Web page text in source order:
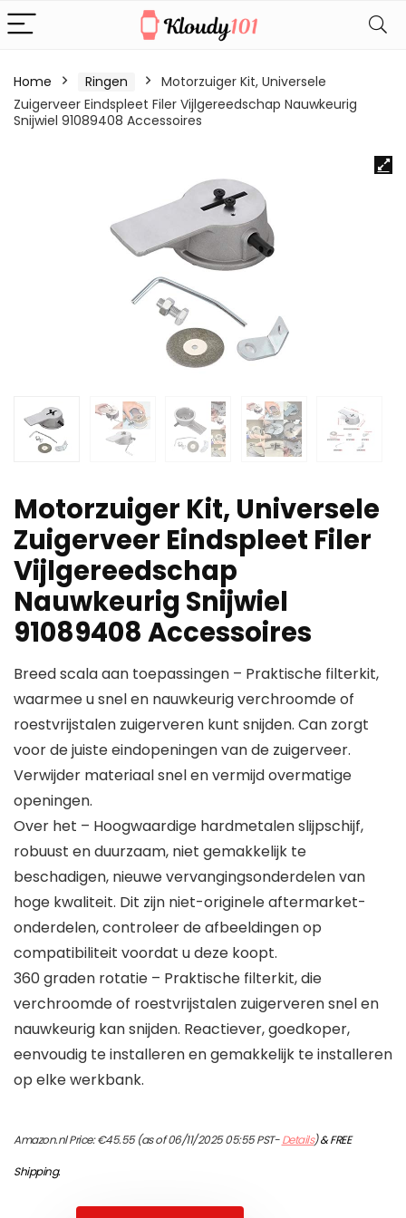
Home Ringen
Motorzuiger Kit, Universele
Zuigerveer Eindspleet Filer Vijlgereedschap Nauwkeurig
Snijwiel 91089408 Accessoires
Motorzuiger Kit, Universele
Zuigerveer Eindspleet Filer
Vijlgereedschap
Nauwkeurig Snijwiel
91089408 Accessoires
Breed scala aan toepassingen – Praktische filterkit,
waarmee u snel en nauwkeurig verchroomde of
roestvrijstalen zuigerveren kunt snijden. Can zorgt
voor de juiste eindopeningen van de zuigerveer.
Verwijder materiaal snel en vermijd overmatige
openingen.
Over het – Hoogwaardige hardmetalen slijpschijf,
robuust en duurzaam, niet gemakkelijk te
beschadigen, nieuwe vervangingsonderdelen van
hoge kwaliteit. Dit zijn niet-originele aftermarket-
onderdelen, controleer de afbeeldingen op
compatibiliteit voordat u deze koopt.
360 graden rotatie – Praktische filterkit, die
verchroomde of roestvrijstalen zuigerveren snel en
nauwkeurig kan snijden. Reactiever, goedkoper,
eenvoudig te installeren en gemakkelijk te installeren
op elke werkbank.
Amazon.nl Price:€45.55(as of 06/11/2025 05:55 PST-Details)&FREE
Shipping.